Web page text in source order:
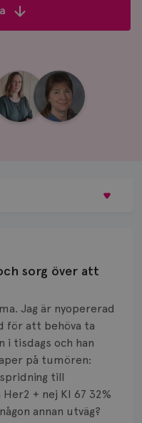
|
Yvette
Andersson
sorg över att
Jag är nyopererad
för att behöva ta
i tisdags och han
på tumören:
till
+ nej KI 67 32%
annan utväg?